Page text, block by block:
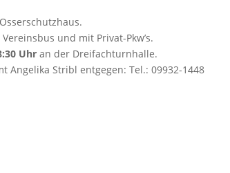
und mit Privat-Pkw’s.
Uhr an der Dreifachturnhalle.
Angelika Stribl entgegen: Tel.: 09932-1448